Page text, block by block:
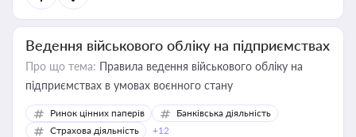
Ведення військового обліку на підприємствах
Про що тема: Правила ведення військового обліку на
підприємствах в умовах воєнного стану
Ринок цінних паперів
Банківська діяльність
Страхова діяльність
+12